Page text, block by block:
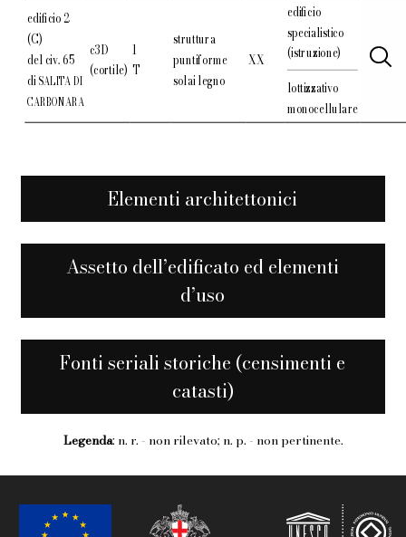
edificio 2
(C)
del civ. 65
diSALITA DI
CARBONARA
c3D
(cortile)
1
T
struttura
puntiforme
solai legno
XX
edificio
specialistico
(istruzione)
lottizzativo
monocellulare
Elementi architettonici
Assetto dell’edificato ed elementi
d’uso
Fonti seriali storiche (censimenti e
catasti)
Legenda: n. r. - non rilevato; n. p. - non pertinente.